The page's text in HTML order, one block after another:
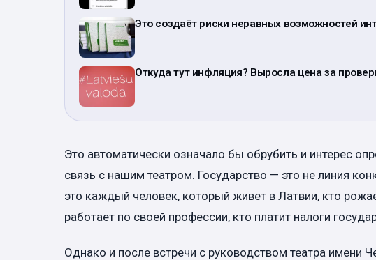
Это создаёт риски неравных возможностей
Откуда тут инфляция? Выросла цена за
Это автоматически означало бы обрубить и интерес
связь с нашим театром. Государство — это не линия
это каждый человек, который живет в Латвии, кто
работает по своей профессии, кто платит налоги
Однако и после встречи с руководством театра имени